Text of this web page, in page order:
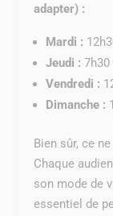
adapter) :
Mardi :
Jeudi :
Vendredi :
Dimanche :
Bien sûr, ce
Chaque
son mode de
essentiel de